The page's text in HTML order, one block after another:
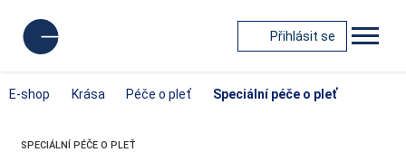
Přihlásit se
E-shop Krása Péče o pleť Speciální péče o pleť
SPECIÁLNÍ PÉČE O PLEŤ